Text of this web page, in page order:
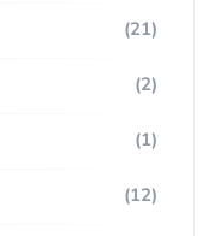
(21)
(2)
(1)
(12)